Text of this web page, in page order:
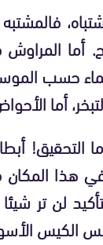
أما
حسب
أما
التحقيق!
وفي هذا
لن
الكيس